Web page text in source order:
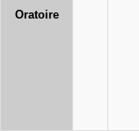
Oratoire